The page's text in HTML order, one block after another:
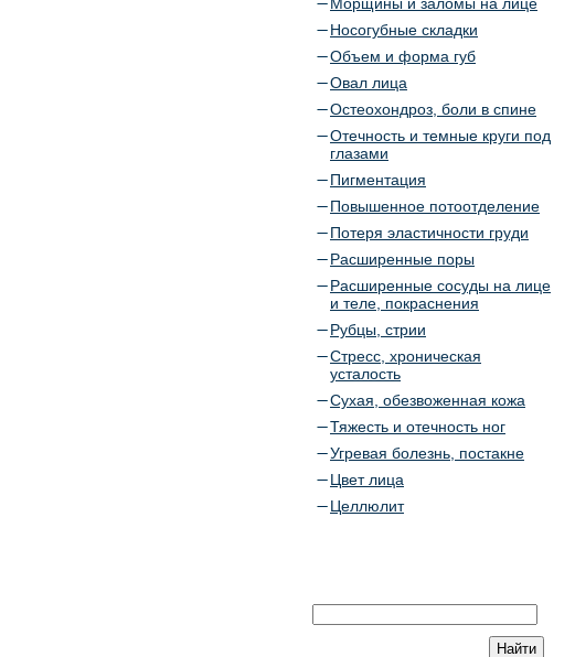
Носогубные складки
Объем и форма губ
Овал лица
Остеохондроз, боли в спине
Отечность и темные круги под
глазами
Пигментация
Повышенное потоотделение
Потеря эластичности груди
Расширенные поры
Расширенные сосуды на лице
и теле, покраснения
Рубцы, стрии
Стресс, хроническая
усталость
Сухая, обезвоженная кожа
Тяжесть и отечность ног
Угревая болезнь, постакне
Цвет лица
Целлюлит